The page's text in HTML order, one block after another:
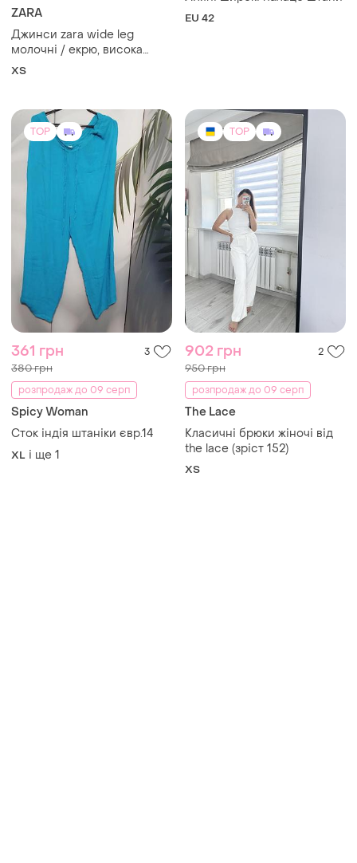
ZARA
Джинси zara wide leg
молочні / екрю, висока
посадка, eur 34 (xs)
XS
EU 42
TOP
361 грн 3
380 грн
розпродаж до 09 серп
Spicy Woman
Сток індія штаніки євр.14
XL і ще 1
TOP
902 грн 2
950 грн
розпродаж до 09 серп
The Lace
Класичні брюки жіночі від
the lace (зріст 152)
ХS